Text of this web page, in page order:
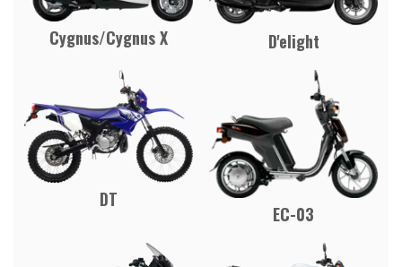
Cygnus/Cygnus X D'elight
DT
EC-03